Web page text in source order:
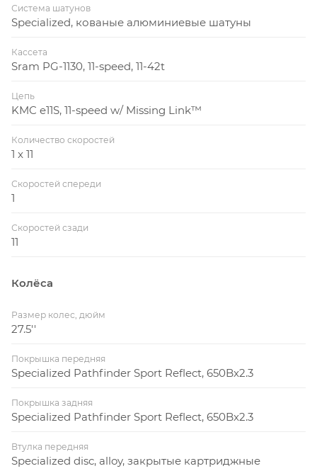
Система шатунов
Specialized, кованые алюминиевые шатуны
Кассета
Sram PG-1130, 11-speed, 11-42t
Цепь
KMC e11S, 11-speed w/ Missing Link™
Количество скоростей
1 x 11
Скоростей спереди
1
Скоростей сзади
11
Колёса
Размер колес, дюйм
27.5''
Покрышка передняя
Specialized Pathfinder Sport Reflect, 650Bx2.3
Покрышка задняя
Specialized Pathfinder Sport Reflect, 650Bx2.3
Втулка передняя
Specialized disc, alloy, закрытые картриджные